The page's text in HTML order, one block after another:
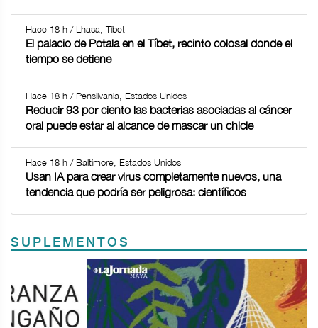
Hace 18 h / Lhasa, Tíbet
El palacio de Potala en el Tíbet, recinto colosal donde el
tiempo se detiene
Hace 18 h / Pensilvania, Estados Unidos
Reducir 93 por ciento las bacterias asociadas al cáncer
oral puede estar al alcance de mascar un chicle
Hace 18 h / Baltimore, Estados Unidos
Usan IA para crear virus completamente nuevos, una
tendencia que podría ser peligrosa: científicos
SUPLEMENTOS